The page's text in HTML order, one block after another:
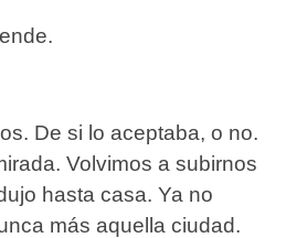
De si lo aceptaba, o no.
Volvimos a subirnos
hasta casa. Ya no
más aquella ciudad.